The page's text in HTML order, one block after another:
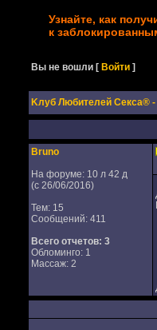
Узнайте, как
к
Вы не вошли [Войти ]
Kлуб Любителей Секса®
Bruno
На форуме: 10 л 42 д
(с 26/06/2016)
Тем: 15
Сообщений: 411
Всего отчетов: 3
Обломинго: 1
Массаж: 2